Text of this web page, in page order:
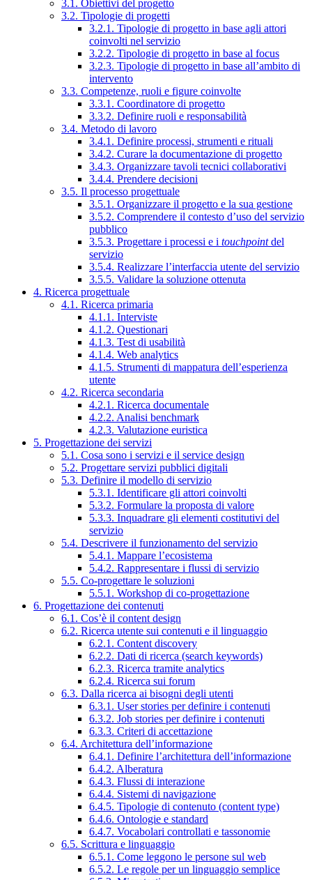
3.1. Obiettivi del progetto
3.2. Tipologie di progetti
3.2.1. Tipologie di progetto in base agli attori
coinvolti nel servizio
3.2.2. Tipologie di progetto in base al focus
3.2.3. Tipologie di progetto in base all’ambito di
intervento
3.3. Competenze, ruoli e figure coinvolte
3.3.1. Coordinatore di progetto
3.3.2. Definire ruoli e responsabilità
3.4. Metodo di lavoro
3.4.1. Definire processi, strumenti e rituali
3.4.2. Curare la documentazione di progetto
3.4.3. Organizzare tavoli tecnici collaborativi
3.4.4. Prendere decisioni
3.5. Il processo progettuale
3.5.1. Organizzare il progetto e la sua gestione
3.5.2. Comprendere il contesto d’uso del servizio
pubblico
3.5.3. Progettare i processi e i touchpointdel
servizio
3.5.4. Realizzare l’interfaccia utente del servizio
3.5.5. Validare la soluzione ottenuta
4. Ricerca progettuale
4.1. Ricerca primaria
4.1.1. Interviste
4.1.2. Questionari
4.1.3. Test di usabilità
4.1.4. Web analytics
4.1.5. Strumenti di mappatura dell’esperienza
utente
4.2. Ricerca secondaria
4.2.1. Ricerca documentale
4.2.2. Analisi benchmark
4.2.3. Valutazione euristica
5. Progettazione dei servizi
5.1. Cosa sono i servizi e il service design
5.2. Progettare servizi pubblici digitali
5.3. Definire il modello di servizio
5.3.1. Identificare gli attori coinvolti
5.3.2. Formulare la proposta di valore
5.3.3. Inquadrare gli elementi costitutivi del
servizio
5.4. Descrivere il funzionamento del servizio
5.4.1. Mappare l’ecosistema
5.4.2. Rappresentare i flussi di servizio
5.5. Co-progettare le soluzioni
5.5.1. Workshop di co-progettazione
6. Progettazione dei contenuti
6.1. Cos’è il content design
6.2. Ricerca utente sui contenuti e il linguaggio
6.2.1. Content discovery
6.2.2. Dati di ricerca (search keywords)
6.2.3. Ricerca tramite analytics
6.2.4. Ricerca sui forum
6.3. Dalla ricerca ai bisogni degli utenti
6.3.1. User stories per definire i contenuti
6.3.2. Job stories per definire i contenuti
6.3.3. Criteri di accettazione
6.4. Architettura dell’informazione
6.4.1. Definire l’architettura dell’informazione
6.4.2. Alberatura
6.4.3. Flussi di interazione
6.4.4. Sistemi di navigazione
6.4.5. Tipologie di contenuto (content type)
6.4.6. Ontologie e standard
6.4.7. Vocabolari controllati e tassonomie
6.5. Scrittura e linguaggio
6.5.1. Come leggono le persone sul web
6.5.2. Le regole per un linguaggio semplice